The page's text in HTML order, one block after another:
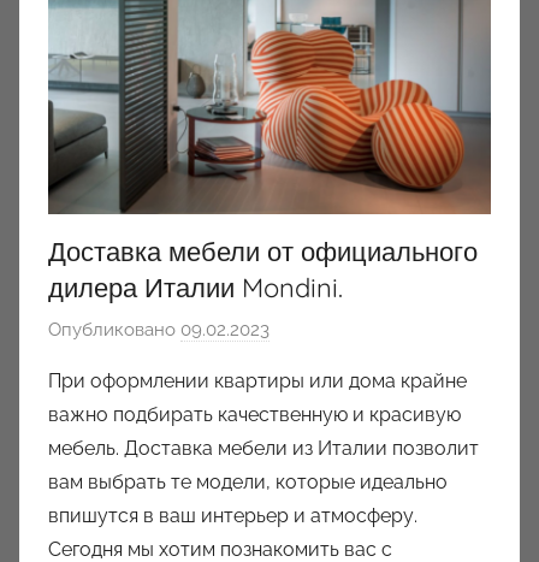
Доставка мебели от официального
дилера Италии Mondini.
Опубликовано 09.02.2023
т
о
р
о
м
a
При оформлении квартиры или дома крайне
важно подбирать качественную и красивую
мебель. Доставка мебели из Италии позволит
вам выбрать те модели, которые идеально
впишутся в ваш интерьер и атмосферу.
Сегодня мы хотим познакомить вас с